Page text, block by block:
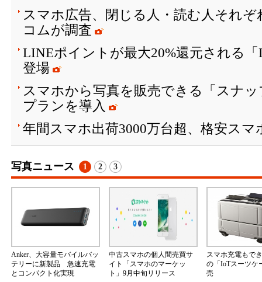
スマホ広告、閉じる人・読む人それ
コムが調査
LINEポイントが最大20%還元される
登場
スマホから写真を販売できる「スナ
プランを導入
年間スマホ出荷3000万台超、格安スマ
写真ニュース 1 2 3
Anker、大容量モバイルバッ
テリーに新製品 急速充電
とコンパクト化実現
中古スマホの個人間売買サ
イト「スマホのマーケッ
ト」9月中旬リリース
スマホ充電もで
の「IoTスーツケ
売